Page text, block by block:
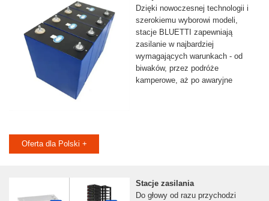
Dzięki nowoczesnej technologii i
szerokiemu wyborowi modeli,
stacje BLUETTI zapewniają
zasilanie w najbardziej
wymagających warunkach - od
biwaków, przez podróże
kamperowe, aż po awaryjne
Oferta dla Polski +
Stacje zasilania
Do głowy od razu przychodzi